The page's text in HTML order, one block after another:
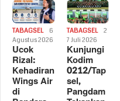
TABAGSEL
6
Agustus 2026
Ucok
Rizal:
Kehadiran
Wings Air
di
TABAGSEL
2
7 Juli 2026
Kunjungi
Kodim
0212/Tap
sel,
Pangdam